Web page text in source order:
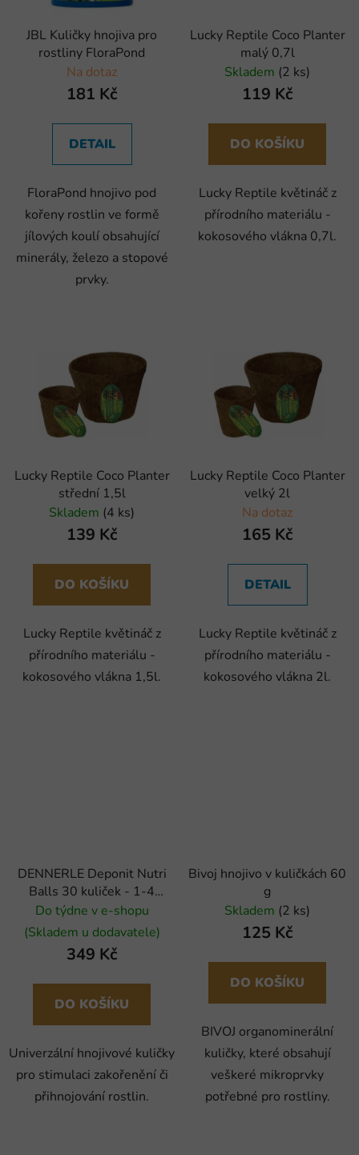
JBL Kuličky hnojiva pro
rostliny FloraPond
Na dotaz
181 Kč
DETAIL
FloraPond hnojivo pod
kořeny rostlin ve formě
jílových koulí obsahující
minerály, železo a stopové
prvky.
Lucky Reptile Coco Planter
malý 0,7l
Skladem (2 ks)
119 Kč
DO KOŠÍKU
Lucky Reptile květináč z
přírodního materiálu -
kokosového vlákna 0,7l.
Lucky Reptile Coco Planter
střední 1,5l
Skladem (4 ks)
139 Kč
DO KOŠÍKU
Lucky Reptile květináč z
přírodního materiálu -
kokosového vlákna 1,5l.
Lucky Reptile Coco Planter
velký 2l
Na dotaz
165 Kč
DETAIL
Lucky Reptile květináč z
přírodního materiálu -
kokosového vlákna 2l.
DENNERLE Deponit Nutri
Balls 30 kuliček - 1-4
kuliček/6-12 měsíců
Do týdne v e-shopu
(Skladem u dodavatele)
349 Kč
DO KOŠÍKU
Univerzální hnojivové kuličky
pro stimulaci zakořenění či
přihnojování rostlin.
Bivoj hnojivo v kuličkách 60
g
Skladem (2 ks)
125 Kč
DO KOŠÍKU
BIVOJ organominerální
kuličky, které obsahují
veškeré mikroprvky
potřebné pro rostliny.